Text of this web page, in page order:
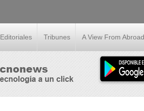
Editoriales Tribunes A View From Abroad